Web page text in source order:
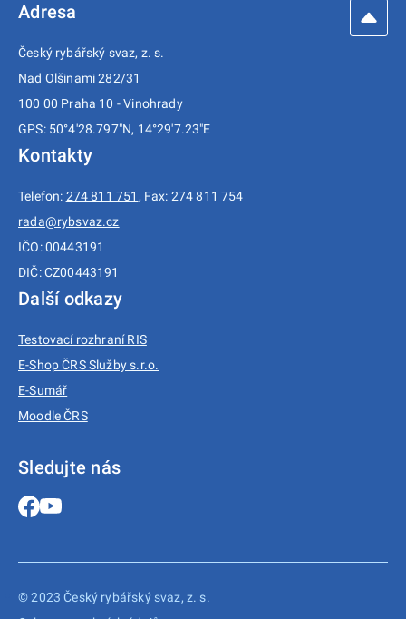
Adresa
Český rybářský svaz, z. s.
Nad Olšinami 282/31
100 00 Praha 10 - Vinohrady
GPS: 50°4'28.797"N, 14°29'7.23"E
Kontakty
Telefon: 274 811 751 , Fax: 274 811 754
rada@rybsvaz.cz
IČO: 00443191
DIČ: CZ00443191
Další odkazy
Testovací rozhraní RIS
E-Shop ČRS Služby s.r.o.
E-Sumář
Moodle ČRS
Sledujte nás
© 2023 Český rybářský svaz, z. s.